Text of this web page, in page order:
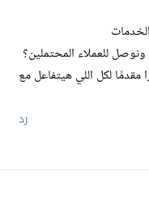
للعملاء المحتملين؟
لكل اللي هيتفاعل مع
رد